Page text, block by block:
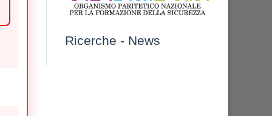
Ricerche - News